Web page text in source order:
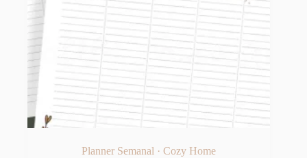
Planner Semanal · Cozy Home